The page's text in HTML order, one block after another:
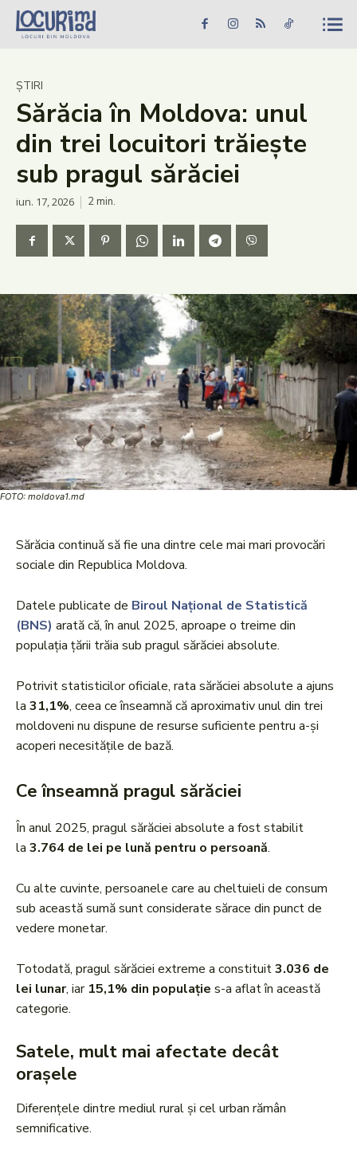
Caută în site... Căutare
Știri
Evenimente
Dezvoltare rurală
Vinării
Patrimoniu
Produs Acasă
ȘTIRI
Sărăcia în Moldova: unul
din trei locuitori trăiește
sub pragul sărăciei
iun. 17, 2026 2min.
FOTO: moldova1.md
Sărăcia continuă să fie una dintre cele mai mari provocări
sociale din Republica Moldova.
Datele publicate de Biroul Național de Statistică
(BNS) arată că, în anul 2025, aproape o treime din
populația țării trăia sub pragul sărăciei absolute.
Potrivit statisticilor oficiale, rata sărăciei absolute a ajuns
la 31,1%, ceea ce înseamnă că aproximativ unul din trei
moldoveni nu dispune de resurse suficiente pentru a-și
acoperi necesitățile de bază.
Ce înseamnă pragul sărăciei
În anul 2025, pragul sărăciei absolute a fost stabilit
la 3.764 de lei pe lună pentru o persoană.
Cu alte cuvinte, persoanele care au cheltuieli de consum
sub această sumă sunt considerate sărace din punct de
vedere monetar.
Totodată, pragul sărăciei extreme a constituit3.036 de
lei lunar, iar 15,1% din populație s-a aflat în această
categorie.
Satele, mult mai afectate decât
orașele
Diferențele dintre mediul rural și cel urban rămân
semnificative.